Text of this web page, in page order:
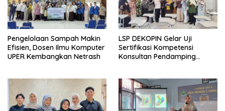
Pengelolaan Sampah Makin
Efisien, Dosen Ilmu Komputer
UPER Kembangkan Netrash
LSP DEKOPIN Gelar Uji
Sertifikasi Kompetensi
Konsultan Pendamping